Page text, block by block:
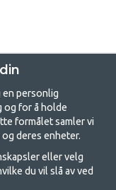
camping
å samle familien for et
en personlig
og for å holde
formålet samler vi
deres enheter.
eller velg
du vil slå av ved